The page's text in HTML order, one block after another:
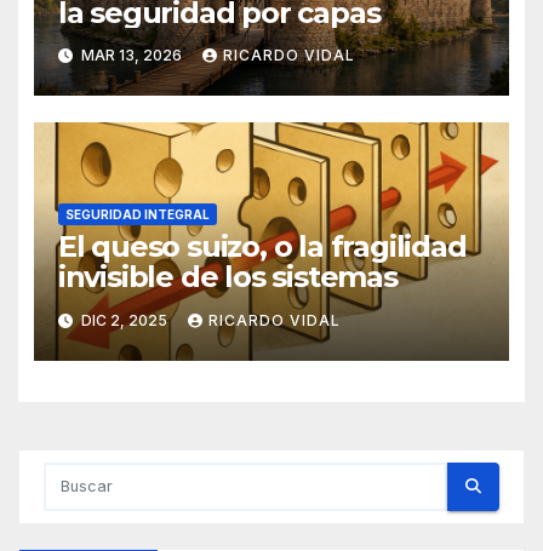
la seguridad por capas
MAR 13, 2026 RICARDO VIDAL
SEGURIDAD INTEGRAL
El queso suizo, o la fragilidad
invisible de los sistemas
DIC 2, 2025 RICARDO VIDAL